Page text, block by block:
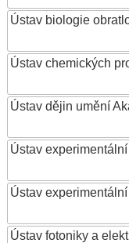
Ústav biologie
Ústav chemických
Ústav dějin umění
Ústav
Ústav
Ústav fotoniky a